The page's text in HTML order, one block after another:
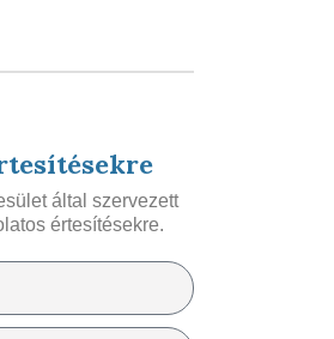
által szervezett
értesítésekre.